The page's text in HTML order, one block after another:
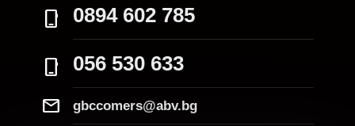
phone_iphone 0894 602 785
phone_iphone 056 530 633
Mail gbccomers@abv.bg